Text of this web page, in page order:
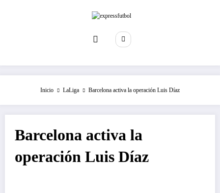
Inicio LaLiga Barcelona activa la operación Luis Díaz
Barcelona activa la
operación Luis Díaz